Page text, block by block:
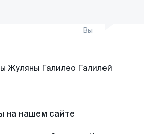
Вы
на нашем сайте